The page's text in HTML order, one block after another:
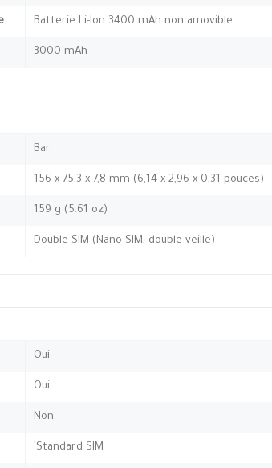
Batterie Li-Ion 3400 mAh non amovible
3000 mAh
Bar
156 x 75,3 x 7,8 mm (6,14 x 2,96 x 0,31 pouces)
159 g (5.61 oz)
Double SIM (Nano-SIM, double veille)
Oui
Oui
Non
`Standard SIM